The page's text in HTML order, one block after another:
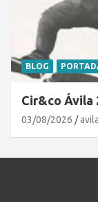
BLOG
Cir&co Ávila
03/08/2026